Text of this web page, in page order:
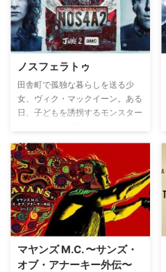
でも事件は起き、チーム・メンバ
ーたちを率いて事件解決へと捜査
を続ける。
ノスフェラトゥ
田舎町で孤独な暮らしを送る少
女、ヴィク・マックイーン。ある
日、子どもを誘拐するモンスター
はさらった子の魂をすすることを
活力の源とし、抜け殻となった子
どもたちの身体を「クリスマスラ
ンド」と呼ばれる雪で覆われた世
界に捨て去ってゆく。マンクスを
捕獲することに使命感を抱くヴィ
クは、不死身のマンクスと対決す
ることになる。
マヤンズ M.C. 〜サンズ・
オブ・アナーキー外伝〜